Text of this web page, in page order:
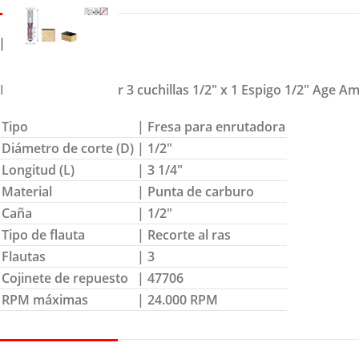
DETALLES
Fresa para relimpiar 3 cuchillas 1/2″ x 1 Espigo 1/2″ Age
Tipo
| Fresa para enrutadora
Diámetro de corte (D) | 1/2″
Longitud (L)
| 3 1/4″
Material
| Punta de carburo
Caña
| 1/2″
Tipo de flauta
| Recorte al ras
Flautas
| 3
Cojinete de repuesto
| 47706
RPM máximas
| 24.000 RPM